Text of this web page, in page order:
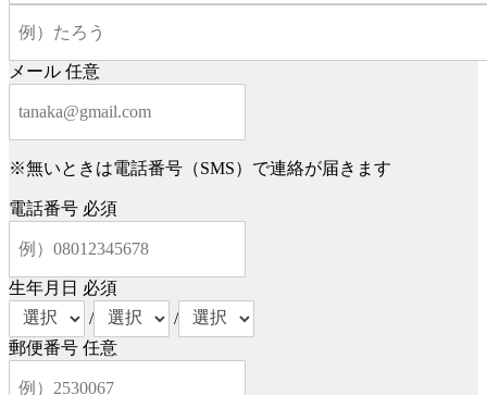
メール 任意
※無いときは電話番号（SMS）で連絡が届きます
電話番号 必須
生年月日 必須
/
/
郵便番号 任意